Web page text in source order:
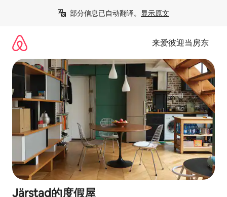
部分信息已自动翻译。 显示原文
来爱彼迎当房东
Järstad的度假屋